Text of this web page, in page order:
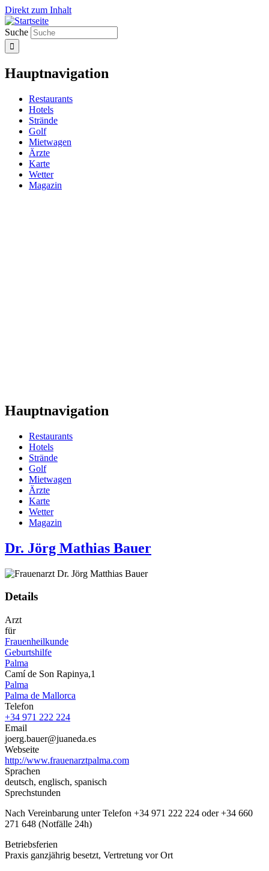
Direkt zum Inhalt
Suche
Hauptnavigation
Restaurants
Hotels
Strände
Golf
Mietwagen
Ärzte
Karte
Wetter
Magazin
Hauptnavigation
Restaurants
Hotels
Strände
Golf
Mietwagen
Ärzte
Karte
Wetter
Magazin
Dr. Jörg Mathias Bauer
Details
Arzt
für
Frauenheilkunde
Geburtshilfe
Palma
Camí de Son Rapinya,1
Palma
Palma de Mallorca
Telefon
+34 971 222 224
Email
joerg.bauer@juaneda.es
Webseite
http://www.frauenarztpalma.com
Sprachen
deutsch, englisch, spanisch
Sprechstunden
Nach Vereinbarung unter Telefon +34 971 222 224 oder +34 660
271 648 (Notfälle 24h)
Betriebsferien
Praxis ganzjährig besetzt, Vertretung vor Ort